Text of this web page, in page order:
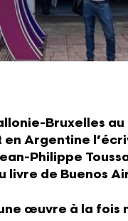
Bruxelles au
en Argentine
Philippe
livre de Buenos
œuvre à la fois